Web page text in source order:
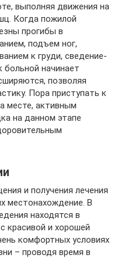
выполняя движения на
Когда пожилой
прогибы в
подъем ног,
к груди, сведение-
больной начинает
позволяя
Пора приступать к
месте, активным
на данном этапе
и получения лечения
местонахождение. В
находятся в
красивой и хорошей
комфортных условиях
– проводя время в